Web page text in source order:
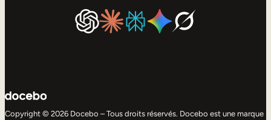
Copyright © 2026 Docebo – Tous droits réservés. Docebo est une marque